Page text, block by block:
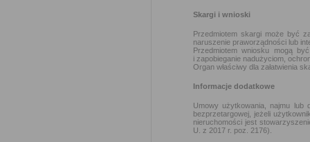
Skargi i wnioski
Przedmiotem skargi może być
naruszenie praworządności lub
Przedmiotem wniosku mogą
i zapobieganie nadużyciom,
Organ właściwy dla załatwienia
Informacje dodatkowe
Umowy użytkowania, najmu
bezprzetargowej, jeżeli
nieruchomości jest
U. z 2017 r. poz. 2176).